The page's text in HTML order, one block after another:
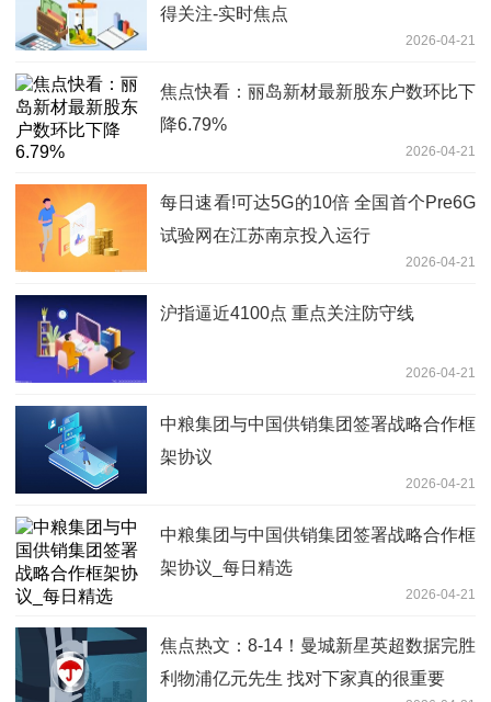
得关注-实时焦点
2026-04-21
焦点快看：丽岛新材最新股东户数环比下
降6.79%
2026-04-21
每日速看!可达5G的10倍 全国首个Pre6G
试验网在江苏南京投入运行
2026-04-21
沪指逼近4100点 重点关注防守线
2026-04-21
中粮集团与中国供销集团签署战略合作框
架协议
2026-04-21
中粮集团与中国供销集团签署战略合作框
架协议_每日精选
2026-04-21
焦点热文：8-14！曼城新星英超数据完胜
利物浦亿元先生 找对下家真的很重要